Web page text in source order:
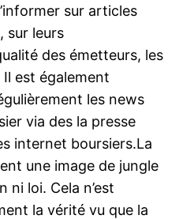
sur articles
sur leurs
des émetteurs, les
est également
les news
via des la presse
internet boursiers.La
une image de jungle
ni loi. Cela n’est
la vérité vu que la